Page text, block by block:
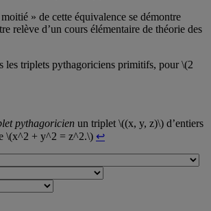
» de cette équivalence se démontre
relève d’un cours élémentaire de théorie des
les triplets pythagoriciens primitifs, pour \(2
pythagoricien un triplet \((x, y, z)\) d’entiers
\(x^2 + y^2 = z^2.\) ↩